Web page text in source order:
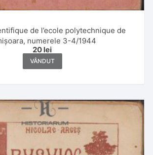
de l’ecole polytechnique de
numerele 3-4/1944
20 lei
VÂNDUT